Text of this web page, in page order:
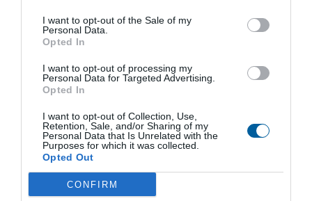
I want to opt-out of the Sale of my
Personal Data.
Opted In
I want to opt-out of processing my
Personal Data for Targeted Advertising.
Opted In
I want to opt-out of Collection, Use,
Retention, Sale, and/or Sharing of my
Personal Data that Is Unrelated with the
Purposes for which it was collected.
Opted Out
CONFIRM
doby, než Subjekt údajů vyjádří svůj nesouhlas s
takovým zpracováním,
zpracovávány po dobu, na kterou Dotčená
osoba udělila Provozovateli souhlas podle
zpracováním osobních údajů. Subjekt údajů v
tomto případě bere na vědomí, že před
uplynutím této doby jej může Provozovatel
kontaktovat s cílem obnovit jeho souhlas.